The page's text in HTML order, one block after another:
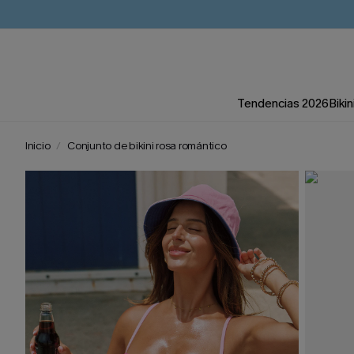
Tendencias 2026
Inicio Conjunto de bikini rosa romántico